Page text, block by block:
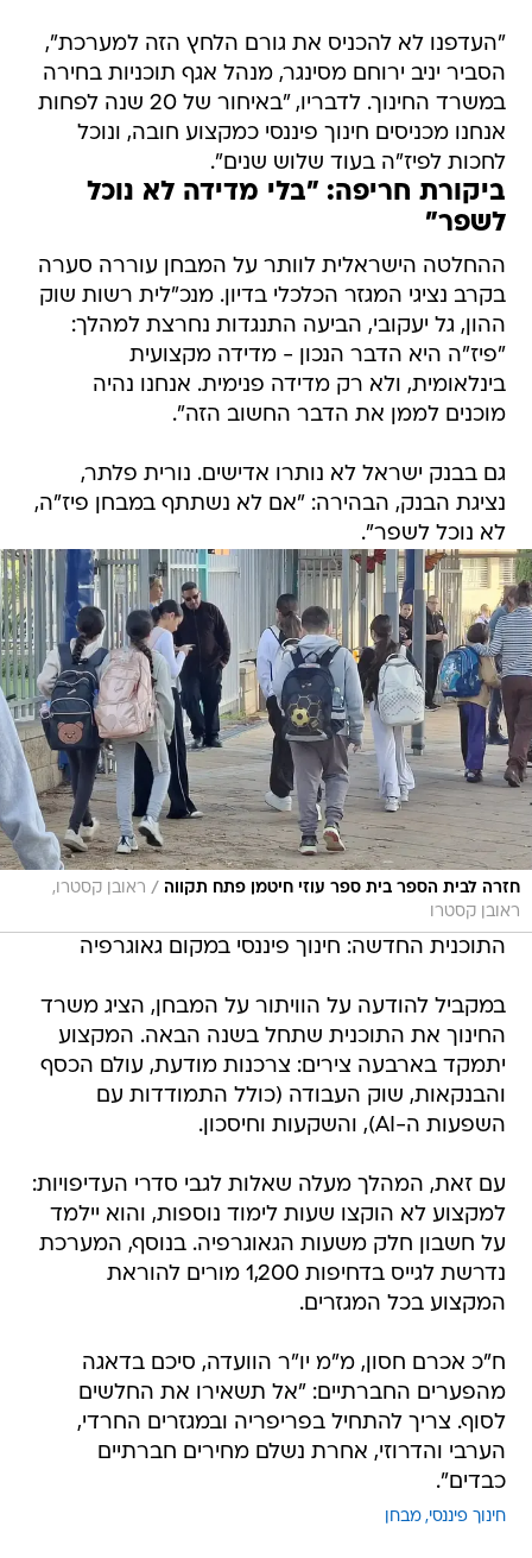
"העדפנו לא להכניס את גורם הלחץ הזה למערכת",
הסביר יניב ירוחם מסינגר, מנהל אגף תוכניות בחירה
במשרד החינוך. לדבריו, "באיחור של 20 שנה לפחות
אנחנו מכניסים חינוך פיננסי כמקצוע חובה, ונוכל
לחכות לפיז"ה בעוד שלוש שנים".
ביקורת חריפה: "בלי מדידה לא נוכל
לשפר"
ההחלטה הישראלית לוותר על המבחן עוררה סערה
בקרב נציגי המגזר הכלכלי בדיון. מנכ"לית רשות שוק
ההון, גל יעקובי, הביעה התנגדות נחרצת למהלך:
"פיז"ה היא הדבר הנכון - מדידה מקצועית
בינלאומית, ולא רק מדידה פנימית. אנחנו נהיה
מוכנים לממן את הדבר החשוב הזה".
גם בבנק ישראל לא נותרו אדישים. נורית פלתר,
נציגת הבנק, הבהירה: "אם לא נשתתף במבחן פיז"ה,
לא נוכל לשפר".
חזרה לבית הספר בית ספר עוזי חיטמן פתח תקווה / ראובן קסטרו,
ראובן קסטרו
התוכנית החדשה: חינוך פיננסי במקום גאוגרפיה
במקביל להודעה על הוויתור על המבחן, הציג משרד
החינוך את התוכנית שתחל בשנה הבאה. המקצוע
יתמקד בארבעה צירים: צרכנות מודעת, עולם הכסף
והבנקאות, שוק העבודה (כולל התמודדות עם
השפעות ה-AI), והשקעות וחיסכון.
עם זאת, המהלך מעלה שאלות לגבי סדרי העדיפויות:
למקצוע לא הוקצו שעות לימוד נוספות, והוא יילמד
על חשבון חלק משעות הגאוגרפיה. בנוסף, המערכת
נדרשת לגייס בדחיפות 1,200 מורים להוראת
המקצוע בכל המגזרים.
ח"כ אכרם חסון, מ"מ יו"ר הוועדה, סיכם בדאגה
מהפערים החברתיים: "אל תשאירו את החלשים
לסוף. צריך להתחיל בפריפריה ובמגזרים החרדי,
הערבי והדרוזי, אחרת נשלם מחירים חברתיים
כבדים".
חינוך פיננסי מבחן